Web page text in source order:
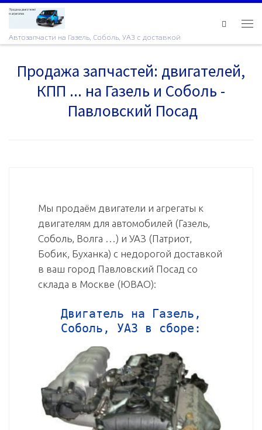
Skip to content
Автозапчасти на Газель, Соболь, УАЗ с доставкой
Продажа запчастей: двигателей,
КПП ... на Газель и Соболь -
Павловский Посад
Мы продаём двигатели и агрегаты к
двигателям для автомобилей (Газель,
Соболь, Волга …) и УАЗ (Патриот,
Бобик, Буханка) с недорогой доставкой
в ваш город Павловский Посад со
склада в Москве (ЮВАО):
Двигатель на Газель,
Соболь, УАЗ в сборе: